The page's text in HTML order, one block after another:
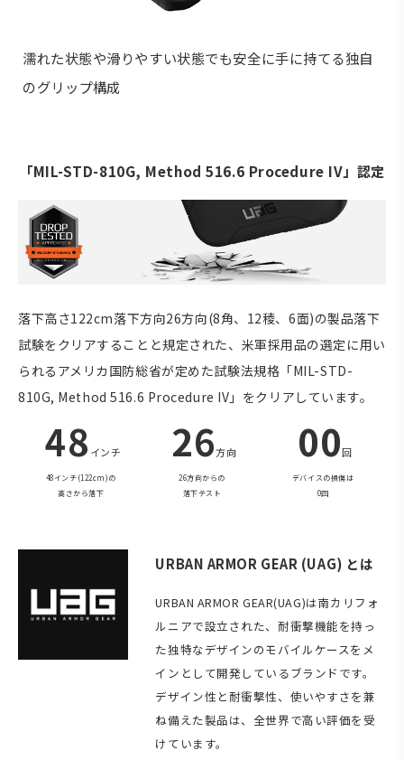
濡れた状態や滑りやすい状態でも安全に手に持てる独自
のグリップ構成
「MIL-STD-810G, Method 516.6 Procedure IV」認定
落下高さ122cm落下方向26方向(8角、12稜、6面)の製品落下
試験をクリアすることと規定された、米軍採用品の選定に用い
られるアメリカ国防総省が定めた試験法規格「MIL-STD-
810G, Method 516.6 Procedure IV」をクリアしています。
48 インチ
48インチ(122cm)の
高さから落下
26方向
26方向からの
落下テスト
00回
デバイスの損傷は
0回
URBAN ARMOR GEAR (UAG) とは
URBAN ARMOR GEAR(UAG)は南カリフォ
ルニアで設立された、耐衝撃機能を持っ
た独特なデザインのモバイルケースをメ
インとして開発しているブランドです。
デザイン性と耐衝撃性、使いやすさを兼
ね備えた製品は、全世界で高い評価を受
けています。